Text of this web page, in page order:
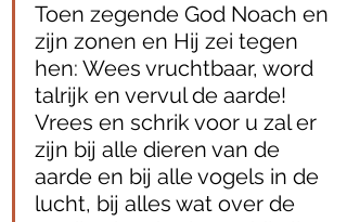
Toen zegende God Noach en
zijn zonen en Hij zei tegen
hen: Wees vruchtbaar, word
talrijk en vervul de aarde!
Vrees en schrik voor u zal er
zijn bij alle dieren van de
aarde en bij alle vogels in de
lucht, bij alles wat over de